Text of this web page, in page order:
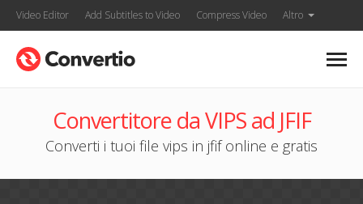
Video Editor Add Subtitles to Video Compress Video Altro
Convertitore da VIPS ad JFIF
Converti i tuoi file vips in jfif online e gratis